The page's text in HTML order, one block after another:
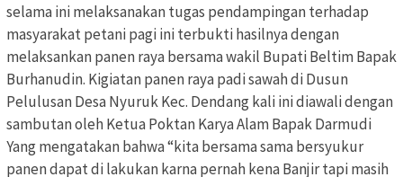
selama ini melaksanakan tugas pendampingan terhadap
masyarakat petani pagi ini terbukti hasilnya dengan
melaksankan panen raya bersama wakil Bupati Beltim Bapak
Burhanudin. Kigiatan panen raya padi sawah di Dusun
Pelulusan Desa Nyuruk Kec. Dendang kali ini diawali dengan
sambutan oleh Ketua Poktan Karya Alam Bapak Darmudi
Yang mengatakan bahwa “kita bersama sama bersyukur
panen dapat di lakukan karna pernah kena Banjir tapi masih